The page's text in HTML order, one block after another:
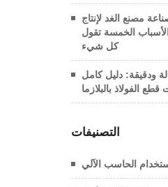
مصنع الغد لإنتاج
الأسباب الخمسة تقول
كل شيء
ودقيقة: دليل كامل
الفولاذ بالبلازما
التصنيفات
الحاسب الآلي